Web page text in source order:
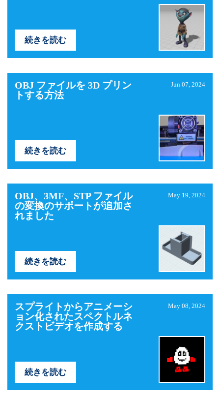
続きを読む
OBJ ファイルを 3D プリン
トする方法
Jun 07, 2024
続きを読む
OBJ、3MF、STP ファイル
の変換のサポートが追加さ
れました
May 19, 2024
続きを読む
スプライトからアニメーシ
ョン化されたスペクトルネ
クストビデオを作成する
May 08, 2024
続きを読む